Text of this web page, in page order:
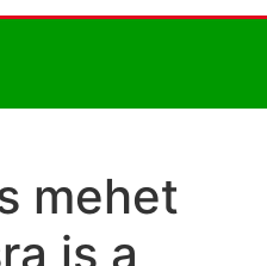
mehet
is a